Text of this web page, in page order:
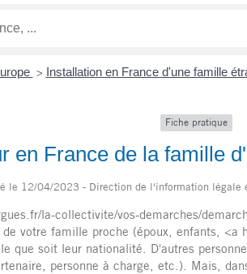
> Installation en France d'une famille
Fiche pratique
en France de la famille
le 12/04/2023 - Direction de l'information légale
la-collectivite/vos-demarches/
votre famille proche (époux, enfants,
que soit leur nationalité. D'autres
personne à charge, etc.). Mais,